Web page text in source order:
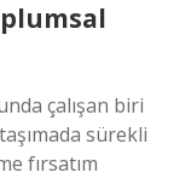
çalışan biri
sürekli
fırsatım